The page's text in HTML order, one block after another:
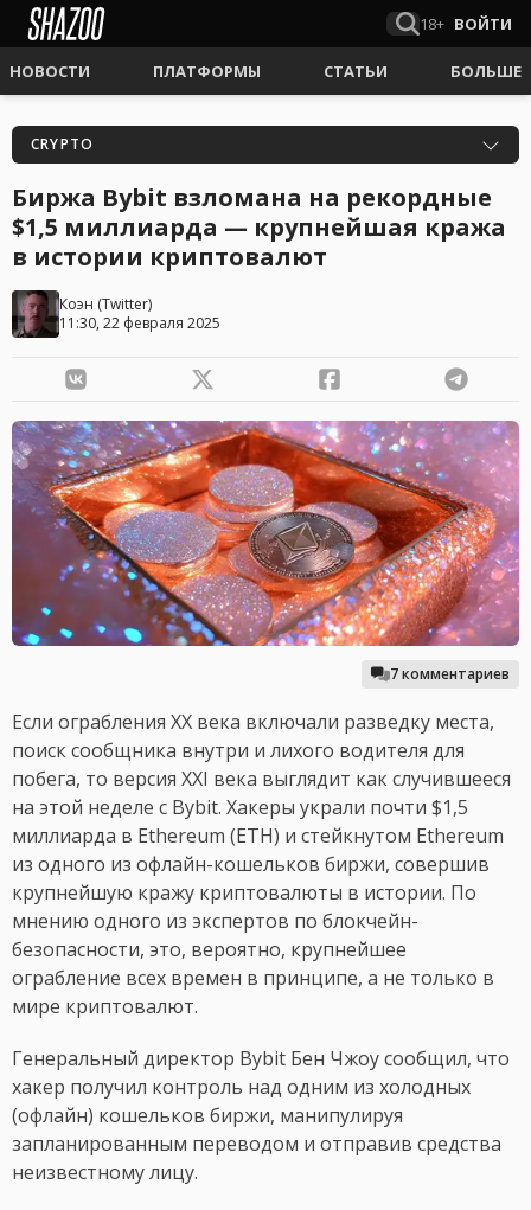
18+ ВОЙТИ
НОВОСТИ ПЛАТФОРМЫ СТАТЬИ БОЛЬШЕ
CRYPTO
Биржа Bybit взломана на рекордные
$1,5 миллиарда — крупнейшая кража
в истории криптовалют
Коэн (Twitter)
11:30, 22 февраля 2025
7 комментариев
Если ограбления XX века включали разведку места,
поиск сообщника внутри и лихого водителя для
побега, то версия XXI века выглядит как случившееся
на этой неделе с Bybit. Хакеры украли почти $1,5
миллиарда в Ethereum (ETH) и стейкнутом Ethereum
из одного из офлайн-кошельков биржи, совершив
крупнейшую кражу криптовалюты в истории. По
мнению одного из экспертов по блокчейн-
безопасности, это, вероятно, крупнейшее
ограбление всех времен в принципе, а не только в
мире криптовалют.
Генеральный директор Bybit Бен Чжоу сообщил, что
хакер получил контроль над одним из холодных
(офлайн) кошельков биржи, манипулируя
запланированным переводом и отправив средства
неизвестному лицу.